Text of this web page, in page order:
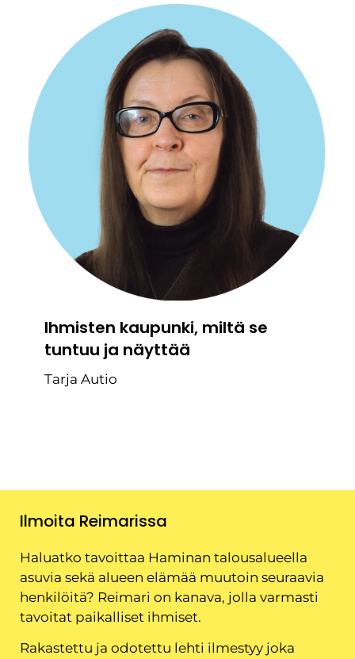
Ihmisten kaupunki, miltä se
tuntuu ja näyttää
Tarja Autio
Ilmoita Reimarissa
Haluatko tavoittaa Haminan talousalueella
asuvia sekä alueen elämää muutoin seuraavia
henkilöitä? Reimari on kanava, jolla varmasti
tavoitat paikalliset ihmiset.
Rakastettu ja odotettu lehti ilmestyy joka